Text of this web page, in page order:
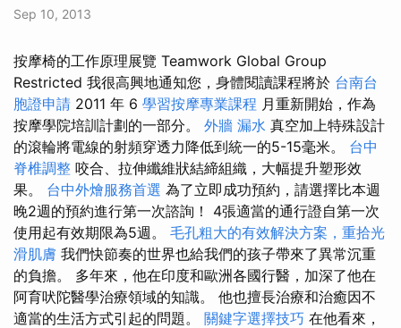
Sep 10, 2013
按摩椅的工作原理展覽 Teamwork Global Group
Restricted 我很高興地通知您，身體閱讀課程將於 台南台
胞證申請 2011 年 6 學習按摩專業課程 月重新開始，作為
按摩學院培訓計劃的一部分。 外牆 漏水 真空加上特殊設計
的滾輪將電線的射頻穿透力降低到統一的5-15毫米。 台中
脊椎調整 咬合、拉伸纖維狀結締組織，大幅提升塑形效
果。 台中外燴服務首選 為了立即成功預約，請選擇比本週
晚2週的預約進行第一次諮詢！ 4張適當的通行證自第一次
使用起有效期限為5週。 毛孔粗大的有效解決方案，重拾光
滑肌膚 我們快節奏的世界也給我們的孩子帶來了異常沉重
的負擔。 多年來，他在印度和歐洲各國行醫，加深了他在
阿育吠陀醫學治療領域的知識。 他也擅長治療和治癒因不
適當的生活方式引起的問題。 關鍵字選擇技巧 在他看來，